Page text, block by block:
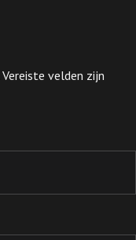
Vereiste velden zijn